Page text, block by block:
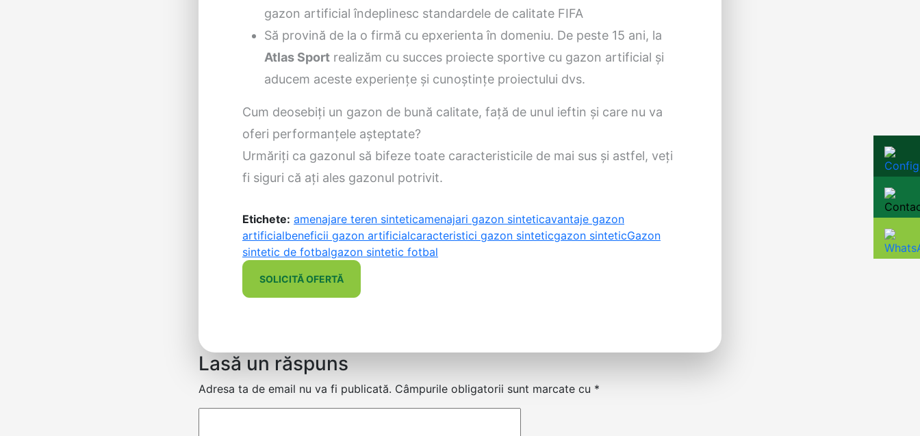
gazon artificial îndeplinesc standardele de calitate FIFA
Să provină de la o firmă cu epxerienta în domeniu. De peste 15 ani, la
Atlas Sport realizăm cu succes proiecte sportive cu gazon artificial și
aducem aceste experiențe și cunoștințe proiectului dvs.
Cum deosebiți un gazon de bună calitate, față de unul ieftin și care nu va
oferi performanțele așteptate?
Urmăriți ca gazonul să bifeze toate caracteristicile de mai sus și astfel, veți
fi siguri că ați ales gazonul potrivit.
Etichete: amenajare teren sinteticamenajari gazon sinteticavantaje gazon
artificialbeneficii gazon artificialcaracteristici gazon sinteticgazon sinteticGazon
sintetic de fotbalgazon sintetic fotbal
SOLICITĂ OFERTĂ
Lasă un răspuns
Adresa ta de email nu va fi publicată. Câmpurile obligatorii sunt marcate cu *